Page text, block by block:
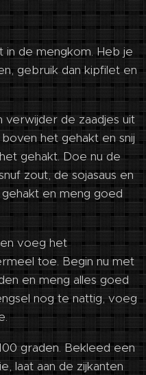
de mengkom. Heb je
gebruik dan kipfilet en
verwijder de zaadjes uit
het gehakt en snij
gehakt. Doe nu de
zout, de sojasaus en
en meng goed
voeg het
toe. Begin nu met
en meng alles goed
nog te nattig, voeg
graden. Bekleed een
laat aan de zijkanten